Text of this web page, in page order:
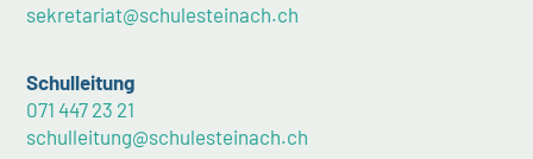
sekretariat@schulesteinach.ch
Schulleitung
071 447 23 21
schulleitung@schulesteinach.ch